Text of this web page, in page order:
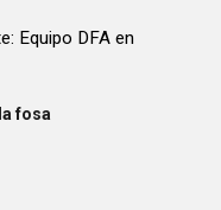
Equipo DFA en
fosa